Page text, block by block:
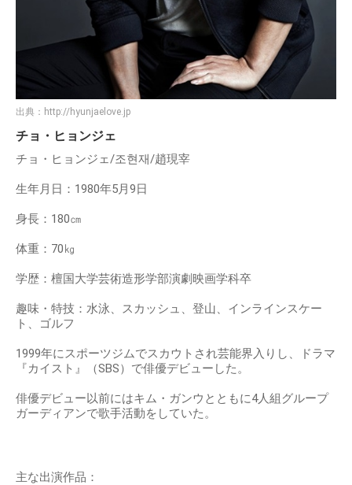
出典： http://hyunjaelove.jp
チョ・ヒョンジェ
チョ・ヒョンジェ/조현재/趙現宰
生年月日：1980年5月9日
身長：180㎝
体重：70㎏
学歴：檀国大学芸術造形学部演劇映画学科卒
趣味・特技：水泳、スカッシュ、登山、インラインスケー
ト、ゴルフ
1999年にスポーツジムでスカウトされ芸能界入りし、ドラマ
『カイスト』（SBS）で俳優デビューした。
俳優デビュー以前にはキム・ガンウとともに4人組グループ
ガーディアンで歌手活動をしていた。
主な出演作品：